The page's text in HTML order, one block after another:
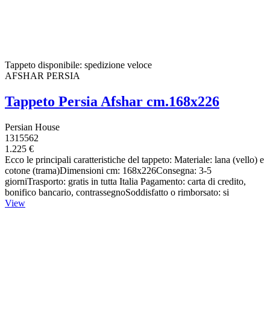
Tappeto disponibile: spedizione veloce
AFSHAR PERSIA
Tappeto Persia Afshar cm.168x226
Persian House
1315562
1.225 €
Ecco le principali caratteristiche del tappeto: Materiale: lana (vello) e
cotone (trama)Dimensioni cm: 168x226Consegna: 3-5
giorniTrasporto: gratis in tutta Italia Pagamento: carta di credito,
bonifico bancario, contrassegnoSoddisfatto o rimborsato: si
View